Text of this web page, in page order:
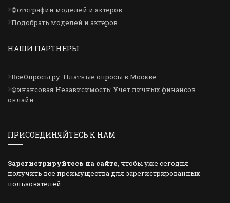
Фотографии моделей и актеров
Подобрать моделей и актеров
НАШИ ПАРТНЕРЫ
ВсеОпросы.ру: Платные опросы в Москве
Финансовая Независимость: Учет личных финансов
онлайн
ПРИСОЕДИНЯЙТЕСЬ К НАМ
Зарегистрируйтесь на сайте, чтобы уже сегодня
получить все преимущества для зарегистрированных
пользователей